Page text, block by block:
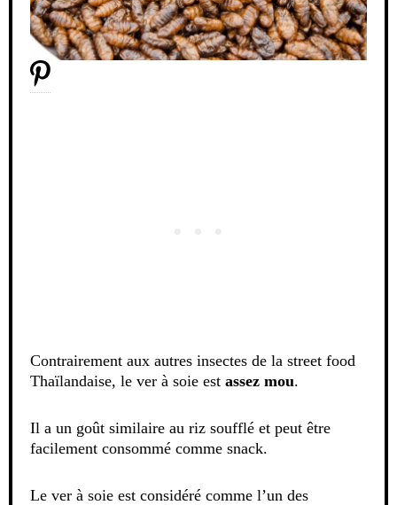
Contrairement aux autres insectes de la street food
Thaïlandaise, le ver à soie est assez mou.
Il a un goût similaire au riz soufflé et peut être
facilement consommé comme snack.
Le ver à soie est considéré comme l’un des